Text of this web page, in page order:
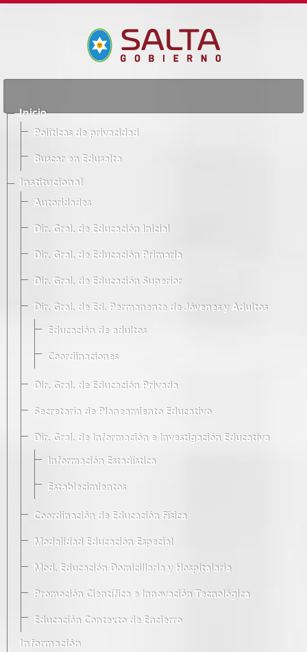
Inicio
Políticas de privacidad
Buscar en Edusalta
Institucional
Autoridades
Dir. Gral. de Educación Inicial
Dir. Gral. de Educación Primaria
Dir. Gral. de Educación Superior
Dir. Gral. de Ed. Permanente de Jóvenes y Adultos
Educación de adultos
Coordinaciones
Dir. Gral. de Educación Privada
Secretaría de Planeamiento Educativo
Dir. Gral. de Información e Investigación Educativa
Información Estadística
Establecimientos
Coordinación de Educación Física
Modalidad Educación Especial
Mod. Educación Domiciliaria y Hospitalaria
Promoción Científica e Innovación Tecnológica
Educación Contexto de Encierro
Información